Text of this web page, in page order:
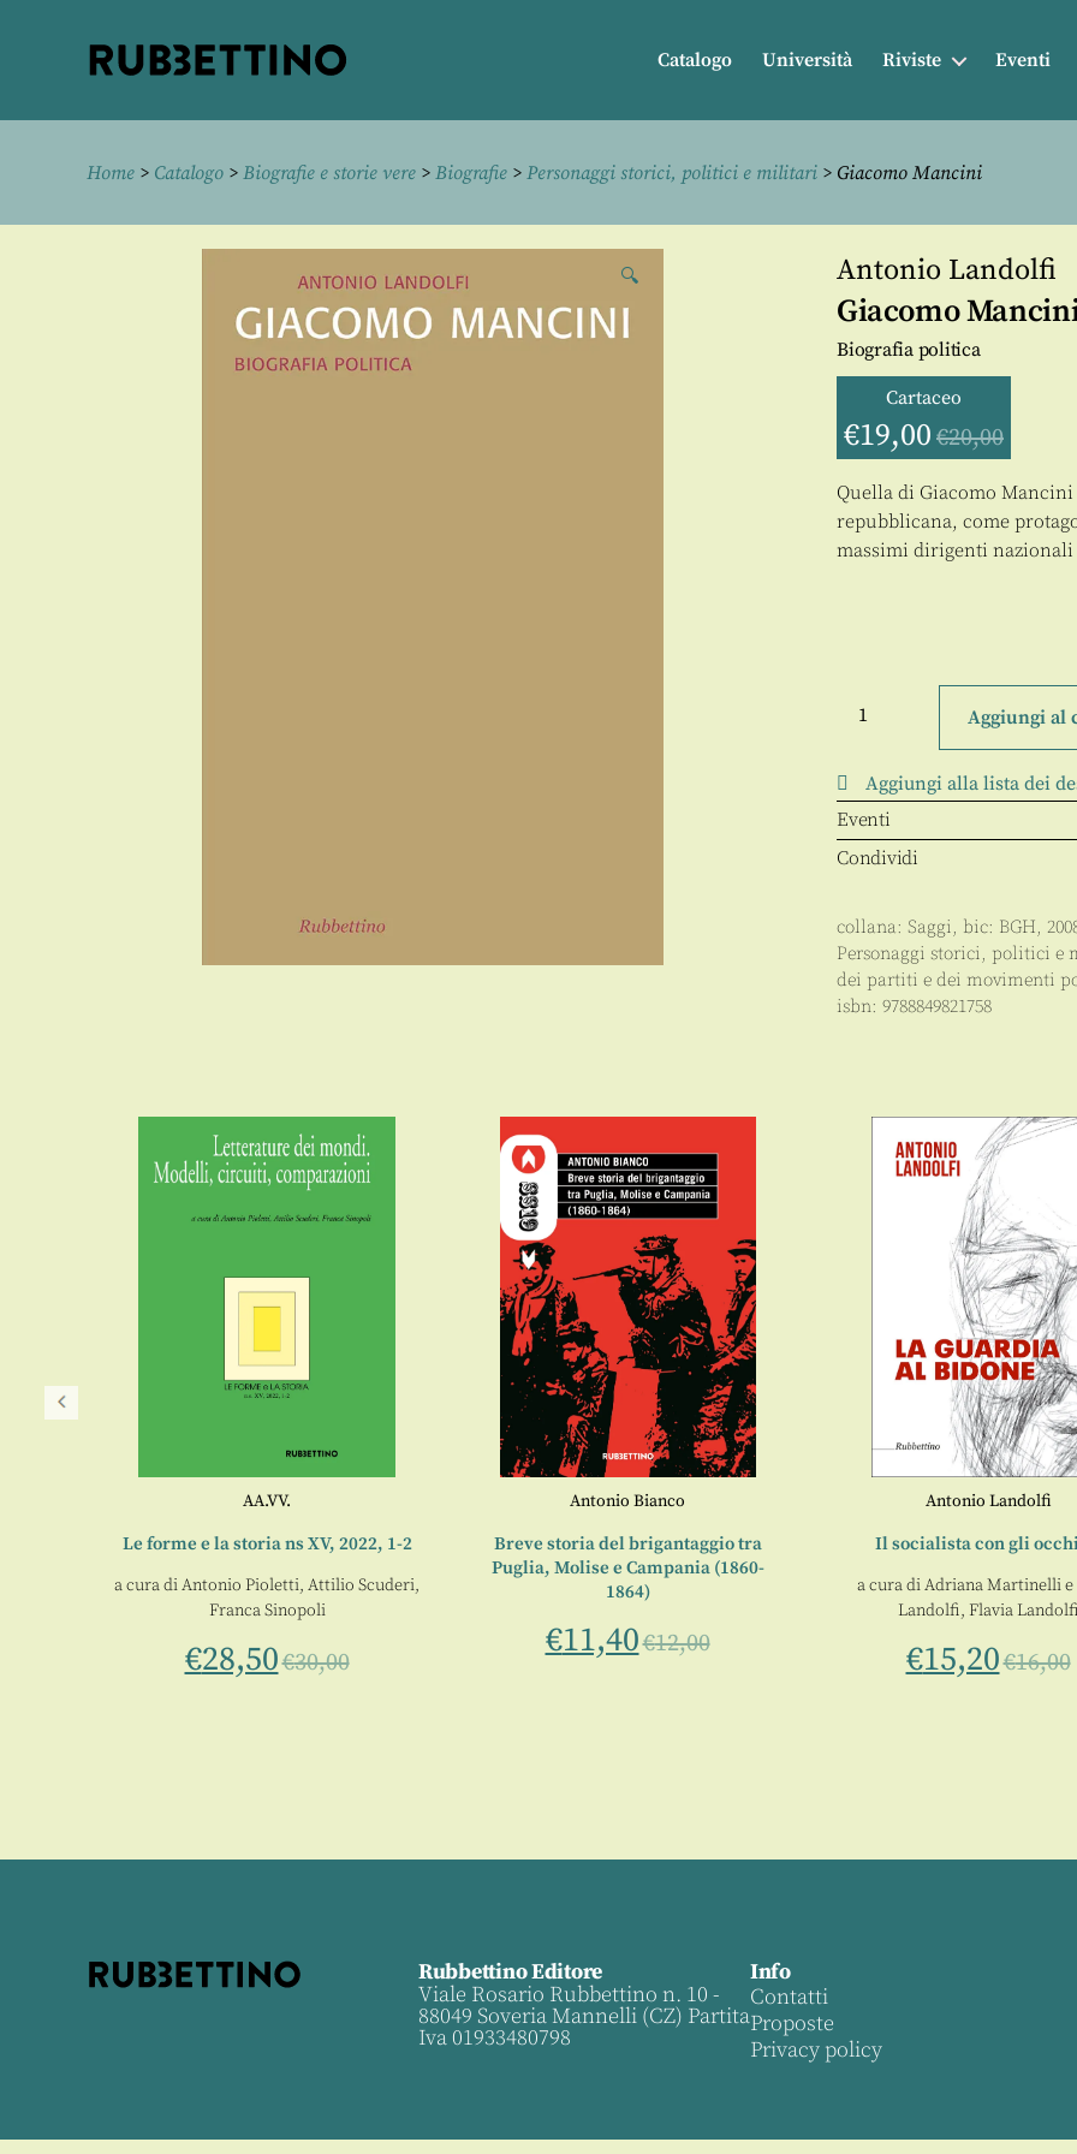
Catalogo Università Riviste Eventi
Home > Catalogo > Biografie e storie vere > Biografie > Personaggi storici, politici e militari > Giacomo Mancini
🔍 Antonio Landolfi
Giacomo
Biografia politica
Cartaceo
€19,00 €20,00
Quella di Giacomo
repubblicana, come
massimi dirigenti
Mancini
Aggiungi al
Aggiungi alla lista dei
Eventi
Condividi
collana: Saggi, bic: BGH,
Personaggi storici, politici e
dei partiti e dei movimenti
isbn: 9788849821758
AA.VV.
Le forme e la storia ns XV, 2022, 1-2
a cura diAntonio Pioletti, Attilio Scuderi,
Franca Sinopoli
€28,50€30,00
Antonio Bianco
Breve storia del brigantaggio tra
Puglia, Molise e Campania (1860-
1864)
€11,40€12,00
Antonio Landolfi
Il socialista con gli
a cura diAdriana Martinellie
Landolfi, Flavia
€15,20€16,00
Rubbettino Editore
Viale Rosario Rubbettino n. 10 -
88049 Soveria Mannelli (CZ) Partita
Iva 01933480798
Info
Contatti
Proposte
Privacy policy